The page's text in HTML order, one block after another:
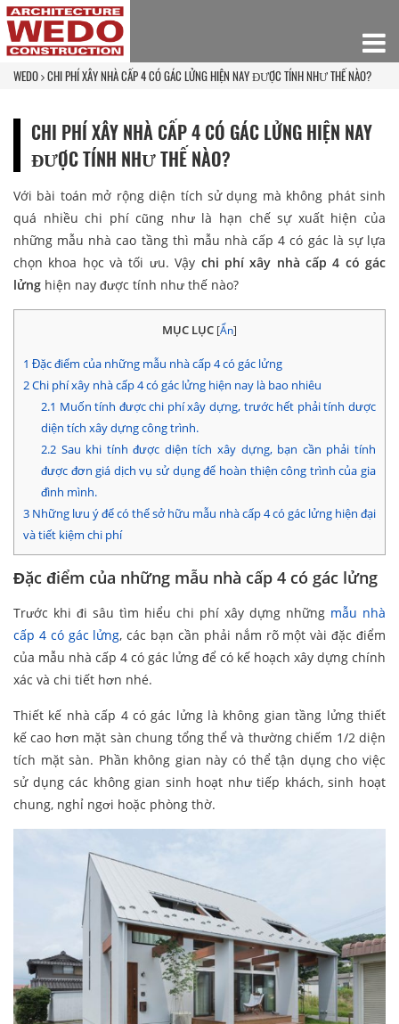
WEDO CHI PHÍ XÂY NHÀ CẤP 4 CÓ GÁC LỬNG HIỆN NAY ĐƯỢC TÍNH NHƯ THẾ NÀO?
CHI PHÍ XÂY NHÀ CẤP 4 CÓ GÁC LỬNG HIỆN NAY
ĐƯỢC TÍNH NHƯ THẾ NÀO?
Với bài toán mở rộng diện tích sử dụng mà không phát sinh
quá nhiều chi phí cũng như là hạn chế sự xuất hiện của
những mẫu nhà cao tầng thì mẫu nhà cấp 4 có gác là sự lựa
chọn khoa học và tối ưu. Vậy chi phí xây nhà cấp 4 có gác
lửng hiện nay được tính như thế nào?
MỤC LỤC [Ẩn]
1 Đặc điểm của những mẫu nhà cấp 4 có gác lửng
2Chi phí xây nhà cấp 4 có gác lửng hiện nay là bao nhiêu
2.1 Muốn tính được chi phí xây dựng, trước hết phải tính dược
diện tích xây dựng công trình.
2.2Sau khi tính được diện tích xây dựng, bạn cần phải tính
được đơn giá dịch vụ sử dụng để hoàn thiện công trình của gia
đình mình.
3 Những lưu ý để có thể sở hữu mẫu nhà cấp 4 có gác lửng hiện đại
và tiết kiệm chi phí
Đặc điểm của những mẫu nhà cấp 4 có gác lửng
Trước khi đi sâu tìm hiểu chi phí xây dựng những mẫu nhà
cấp 4 có gác lửng, các bạn cần phải nắm rõ một vài đặc điểm
của mẫu nhà cấp 4 có gác lửng để có kế hoạch xây dựng chính
xác và chi tiết hơn nhé.
Thiết kế nhà cấp 4 có gác lửng là không gian tầng lửng thiết
kế cao hơn mặt sàn chung tổng thể và thường chiếm 1/2 diện
tích mặt sàn. Phần không gian này có thể tận dụng cho việc
sử dụng các không gian sinh hoạt như tiếp khách, sinh hoạt
chung, nghỉ ngơi hoặc phòng thờ.